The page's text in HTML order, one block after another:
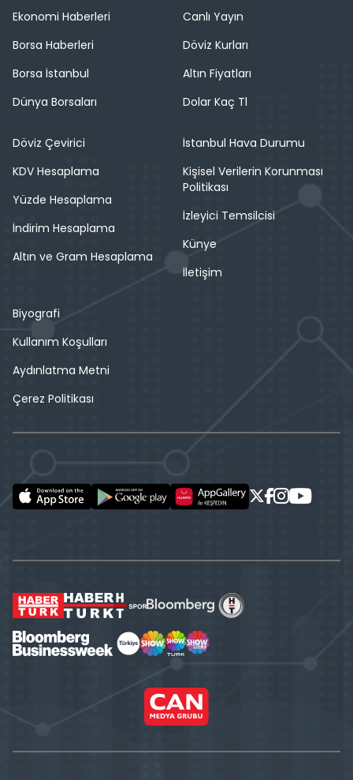
Ekonomi Haberleri
Borsa Haberleri
Borsa İstanbul
Dünya Borsaları
Canlı Yayın
Döviz Kurları
Altın Fiyatları
Dolar Kaç Tl
Döviz Çevirici
KDV Hesaplama
Yüzde Hesaplama
İndirim Hesaplama
Altın ve Gram Hesaplama
İstanbul Hava Durumu
Kişisel Verilerin Korunması
Politikası
İzleyici Temsilcisi
Künye
İletişim
Biyografi
Kullanım Koşulları
Aydınlatma Metni
Çerez Politikası